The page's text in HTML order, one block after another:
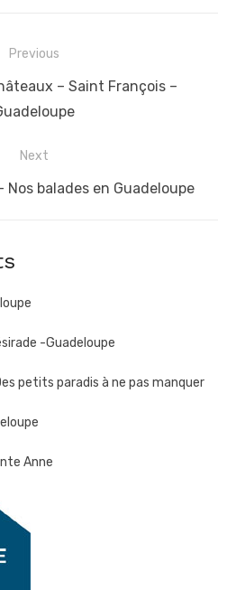
Previous
– Saint François –
Next
balades en Guadeloupe
-Guadeloupe
petits paradis à ne pas manquer
Anne